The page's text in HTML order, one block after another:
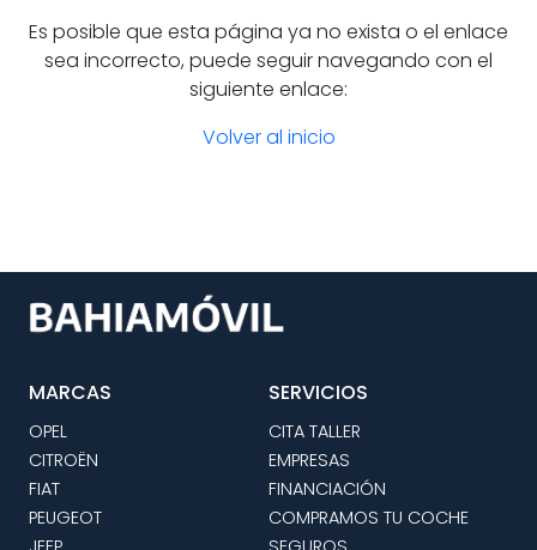
Es posible que esta página ya no exista o el enlace
sea incorrecto, puede seguir navegando con el
siguiente enlace:
Volver al inicio
MARCAS
OPEL
CITROËN
FIAT
PEUGEOT
SERVICIOS
CITA TALLER
EMPRESAS
FINANCIACIÓN
COMPRAMOS TU COCHE